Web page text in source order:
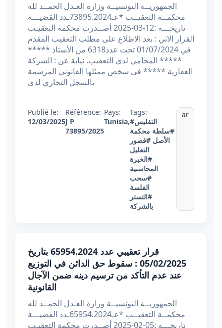
الجمهوريــة التونسيــة وزارة العـدل الحمــد لله
محكمــة التعقيــب *عـ73895.2024ـدد القضيـــة
تاريخـــه :12-03-2025 أصــدرت محكمة التعقيـب
القرار الاتي : بعد الاطلاع على مطلب التعقيب المقدم
في 01/07/2024 تحت عدد6318 من الأستاذ *****
***** المحامي لدى التعقيب. نيابة عن : الشركة
العقارية ***** في شخص ممثلها القانوني المرسمة
بالسجل التجاري لدى
Publié le:
12/03/2025
Référence:
J P
73895/2025
Pays:
Tunisia,
Tags:
#التفليس
#سلطة محكمة
الأصل #قصور
التعليل
#الخبرة
المحاسبية
#سحب
الفلسة
#التستر
بالشركة
ar
قرار تعقيبي عدد 65954.2024 بتاريخ
05/02/2025 : سقوط حق الدائن في التوزيع
عند عدم التأكد من ترسيم دينه ضمن الآجال
القانونية
الجمهوريــة التونسيــة وزارة العـدل الحمــد لله
محكمــة التعقيــب *عـ65954.2024ـدد القضيـــة
تاريخـــه :05-02-2025 أصــدرت محكمة التعقيـب